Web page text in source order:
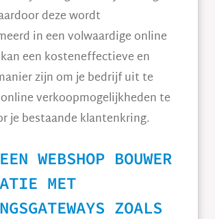
deze wordt
in een volwaardige online
een kosteneffectieve en
zijn om je bedrijf uit te
verkoopmogelijkheden te
je bestaande klantenkring.
WEBSHOP BOUWER
MET
ZOALS